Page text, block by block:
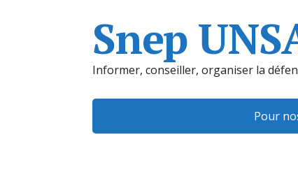
Snep
Informer, conseiller, organiser la
Pour